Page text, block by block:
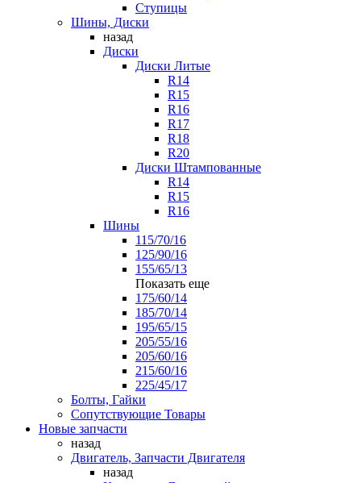
Ступицы
Шины, Диски
назад
Диски
Диски Литые
R14
R15
R16
R17
R18
R20
Диски Штампованные
R14
R15
R16
Шины
115/70/16
125/90/16
155/65/13
Показать еще
175/60/14
185/70/14
195/65/15
205/55/16
205/60/16
215/60/16
225/45/17
Болты, Гайки
Сопутствующие Товары
Новые запчасти
назад
Двигатель, Запчасти Двигателя
назад